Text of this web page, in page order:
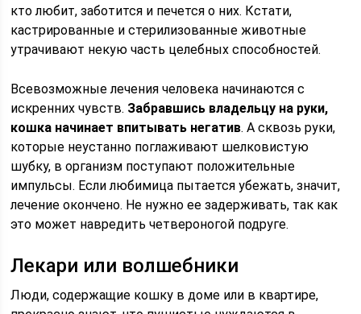
кто любит, заботится и печется о них. Кстати,
кастрированные и стерилизованные животные
утрачивают некую часть целебных способностей.
Всевозможные лечения человека начинаются с
искренних чувств. Забравшись владельцу на руки,
кошка начинает впитывать негатив. А сквозь руки,
которые неустанно поглаживают шелковистую
шубку, в организм поступают положительные
импульсы. Если любимица пытается убежать, значит,
лечение окончено. Не нужно ее задерживать, так как
это может навредить четвероногой подруге.
Лекари или волшебники
Люди, содержащие кошку в доме или в квартире,